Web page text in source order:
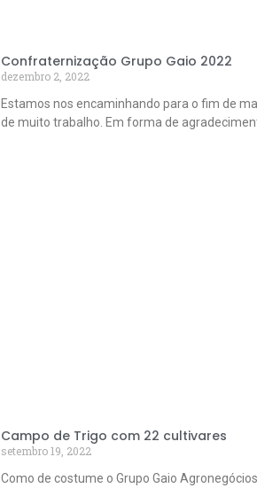
Confraternização Grupo Gaio 2022
dezembro 2, 2022
Estamos nos encaminhando para o fim de
de muito trabalho. Em forma de
Campo de Trigo com 22 cultivares
setembro 19, 2022
Como de costume o Grupo Gaio